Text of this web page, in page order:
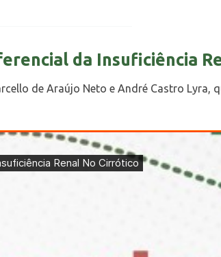
da Insuficiência
de Araújo Neto e André Castro